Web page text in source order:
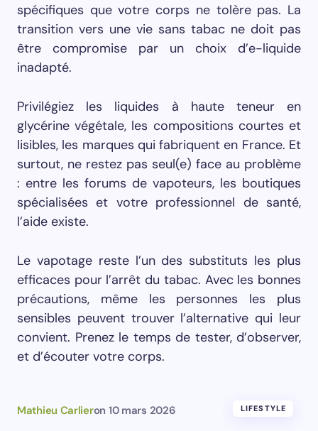
spécifiques que votre corps ne tolère pas. La
transition vers une vie sans tabac ne doit pas
être compromise par un choix d’e-liquide
inadapté.
Privilégiez les liquides à haute teneur en
glycérine végétale, les compositions courtes et
lisibles, les marques qui fabriquent en France. Et
surtout, ne restez pas seul(e) face au problème
: entre les forums de vapoteurs, les boutiques
spécialisées et votre professionnel de santé,
l’aide existe.
Le vapotage reste l’un des substituts les plus
efficaces pour l’arrêt du tabac. Avec les bonnes
précautions, même les personnes les plus
sensibles peuvent trouver l’alternative qui leur
convient. Prenez le temps de tester, d’observer,
et d’écouter votre corps.
Mathieu Carlieron 10 mars 2026 LIFESTYLE